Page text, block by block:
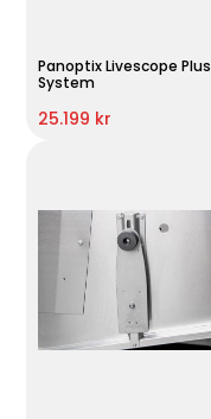
Panoptix Livescope Plus
System
25.199 kr